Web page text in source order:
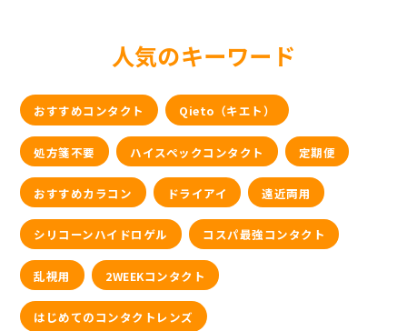
人気のキーワード
おすすめコンタクト Qieto（キエト）
処方箋不要 ハイスペックコンタクト 定期便
おすすめカラコン ドライアイ 遠近両用
シリコーンハイドロゲル コスパ最強コンタクト
乱視用 2WEEKコンタクト
はじめてのコンタクトレンズ